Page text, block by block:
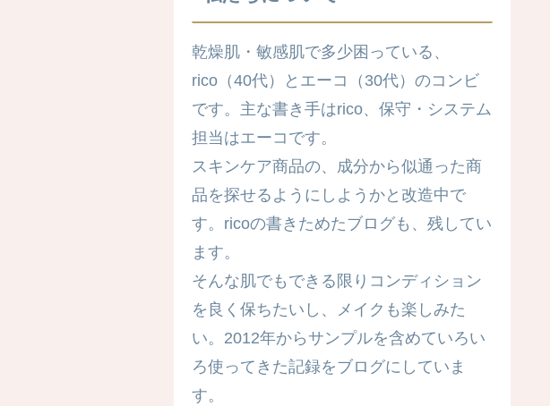
乾燥肌・敏感肌で多少困っている、
rico（40代）とエーコ（30代）のコンビ
です。主な書き手はrico、保守・システム
担当はエーコです。
スキンケア商品の、成分から似通った商
品を探せるようにしようかと改造中で
す。ricoの書きためたブログも、残してい
ます。
そんな肌でもできる限りコンディション
を良く保ちたいし、メイクも楽しみた
い。2012年からサンプルを含めていろい
ろ使ってきた記録をブログにしていま
す。